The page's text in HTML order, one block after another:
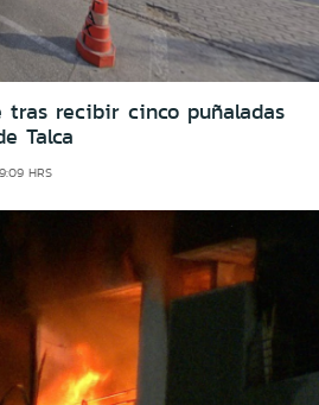
tras recibir cinco puñaladas
Talca
HRS